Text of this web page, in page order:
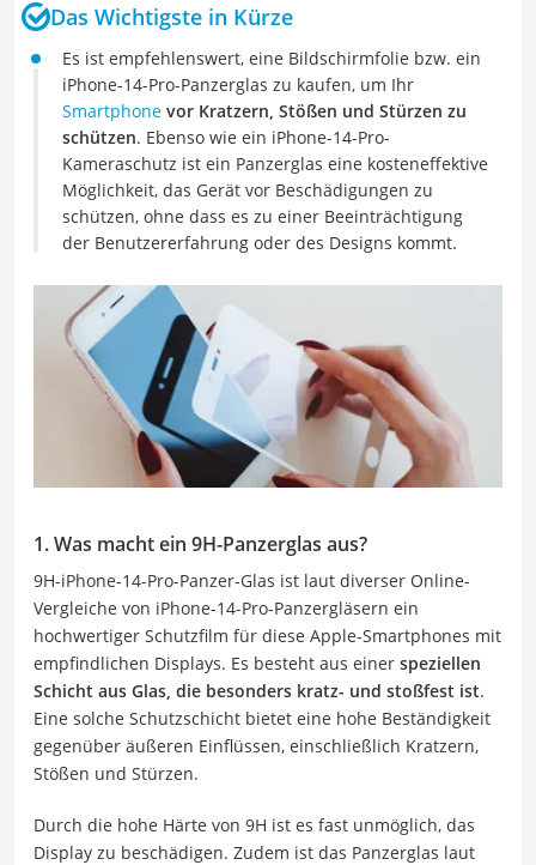
Das Wichtigste in Kürze
Es ist empfehlenswert, eine Bildschirmfolie bzw. ein
iPhone-14-Pro-Panzerglas zu kaufen, um Ihr
Smartphone vor Kratzern, Stößen und Stürzen zu
schützen. Ebenso wie ein iPhone-14-Pro-
Kameraschutz ist ein Panzerglas eine kosteneffektive
Möglichkeit, das Gerät vor Beschädigungen zu
schützen, ohne dass es zu einer Beeinträchtigung
der Benutzererfahrung oder des Designs kommt.
1. Was macht ein 9H-Panzerglas aus?
9H-iPhone-14-Pro-Panzer-Glas ist laut diverser Online-
Vergleiche von iPhone-14-Pro-Panzergläsern ein
hochwertiger Schutzfilm für diese Apple-Smartphones mit
empfindlichen Displays. Es besteht aus einer speziellen
Schicht aus Glas, die besonders kratz- und stoßfest ist.
Eine solche Schutzschicht bietet eine hohe Beständigkeit
gegenüber äußeren Einflüssen, einschließlich Kratzern,
Stößen und Stürzen.
Durch die hohe Härte von 9H ist es fast unmöglich, das
Display zu beschädigen. Zudem ist das Panzerglas laut